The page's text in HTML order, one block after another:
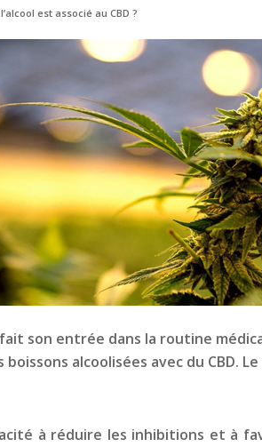
est associé au CBD ?
son entrée dans la routine
alcoolisées avec du CBD.
à réduire les inhibitions et à